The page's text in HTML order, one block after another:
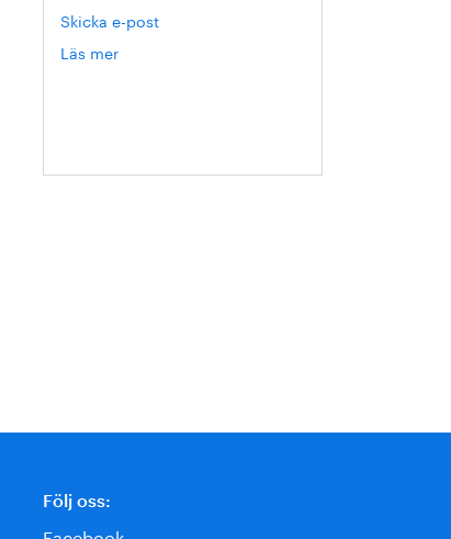
Skicka e-post
Läs mer
Följ oss: